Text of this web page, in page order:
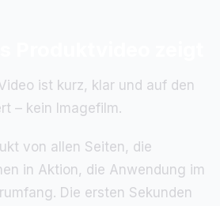
ist kurz, klar und auf den
– kein Imagefilm.
von allen Seiten, die
in Aktion, die Anwendung im
Die ersten Sekunden